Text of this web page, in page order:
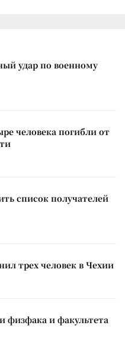
удар по военному
человека погибли от
список получателей
трех человек в Чехии
физфака и факультета